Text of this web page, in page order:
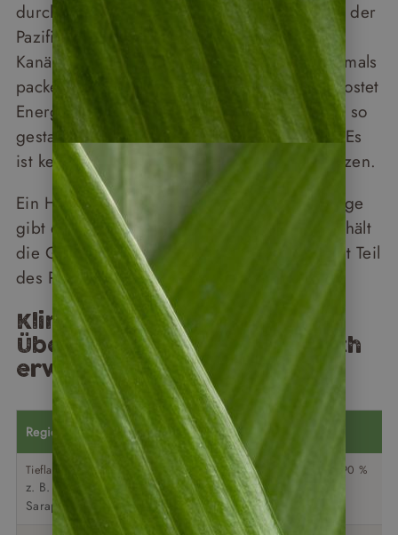
durch sieben verschiedene Regionen – von der
Pazifikküste über den Nebelwald bis zu den
Kanälen von Tortuguero. Das bedeutet mehrmals
packen, fahren, ankommen, einleben. Das kostet
Energie. Gleichzeitig sind die Tage bewusst so
gestaltet, dass Zeit zum Durchatmen bleibt. Es
ist keine Reise, bei der Sie durchs Land hetzen.
Ein Hinweis zu den Fahrtagen: Reine Fahrtage
gibt es nicht. Unterwegs zum nächsten Ziel hält
die Gruppe an Zwischenstopps. Die Fahrt ist Teil
des Programms.
Klima in Costa Rica im
Überblick: Was Sie körperlich
erwartet
Region Temperatur Luftfeuchtigkeit
Tiefland & Regenwald
z. B. Tortuguero,
Sarapiquí
meist 28–35
°C
hoch, oft bis zu 90 %